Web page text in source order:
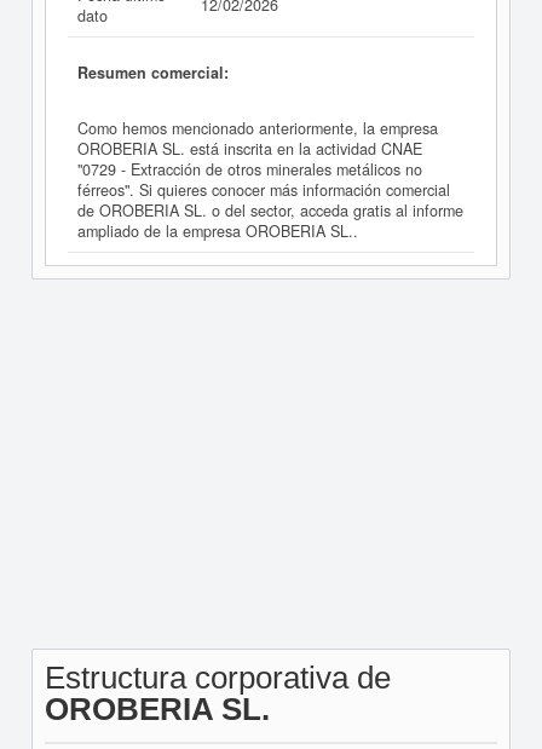
dato
12/02/2026
Resumen comercial:
Como hemos mencionado anteriormente, la empresa
OROBERIA SL. está inscrita en la actividad CNAE
"0729 - Extracción de otros minerales metálicos no
férreos". Si quieres conocer más información comercial
de OROBERIA SL. o del sector, acceda gratis al informe
ampliado de la empresa OROBERIA SL..
Estructura corporativa de
OROBERIA SL.